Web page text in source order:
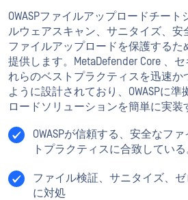
OWASPファイルアップロードチー
ルウェアスキャン、サニタイズ、安
ファイルアップロードを保護するた
提供します。MetaDefender Core 、
れらのベストプラクティスを迅速か
ように設計されており、OWASPに
ロードソリューションを簡単に実装
OWASPが信頼する、安全なフ
トプラクティスに合致している
ファイル検証、サニタイズ、
に対処